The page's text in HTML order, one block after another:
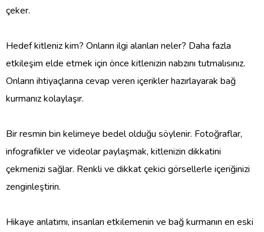
çeker.
Hedef kitleniz kim? Onların ilgi alanları neler? Daha fazla
etkileşim elde etmek için önce kitlenizin nabzını tutmalısınız.
Onların ihtiyaçlarına cevap veren içerikler hazırlayarak bağ
kurmanız kolaylaşır.
Bir resmin bin kelimeye bedel olduğu söylenir. Fotoğraflar,
infografikler ve videolar paylaşmak, kitlenizin dikkatini
çekmenizi sağlar. Renkli ve dikkat çekici görsellerle içeriğinizi
zenginleştirin.
Hikaye anlatımı, insanları etkilemenin ve bağ kurmanın en eski